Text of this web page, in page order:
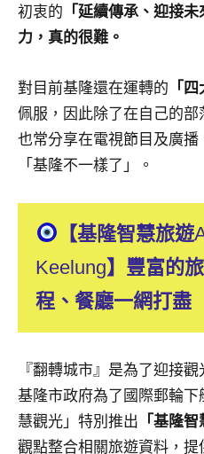
初衷的 「延續傳承、迎接
力，真的很難。
對目前基隆還在運轉的 「
佩服，因此除了在自己的部
也常分享在電視節目及廣
「基隆不一樣了」。
【基隆智慧旅遊
Keelung】豐富的
程、餐廳一網打盡
『翻轉城市』是為了迎接
基隆市政府為了國際郵輪
慧觀光」特別推出 「基隆
觀點整合相關旅遊資料，